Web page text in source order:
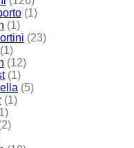
(1)
(1)
(23)
(1)
(12)
(1)
(5)
(1)